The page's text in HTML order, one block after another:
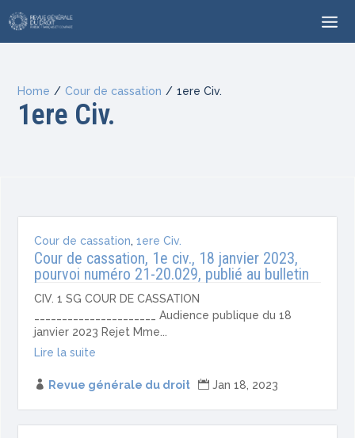
Home / Cour de cassation / 1ere Civ.
1ere Civ.
Cour de cassation,1ere Civ.
Cour de cassation, 1e civ., 18 janvier 2023,
pourvoi numéro 21-20.029, publié au bulletin
CIV. 1 SG COUR DE CASSATION
______________________ Audience publique du 18
janvier 2023 Rejet Mme...
Lire la suite
 Revue générale du droit  Jan 18, 2023